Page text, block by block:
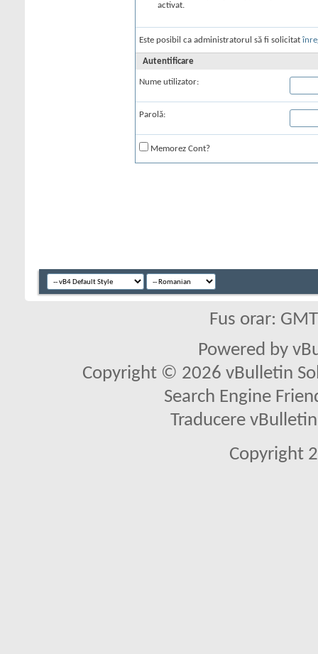
activat.
Este posibil ca administratorul să fi solicitat
Autentificare
Nume utilizator:
Parolă:
Memorez Cont?
Fus orar:
Powered by
Copyright © 2026 vBulletin
Search Engine
Traducere
Copyright